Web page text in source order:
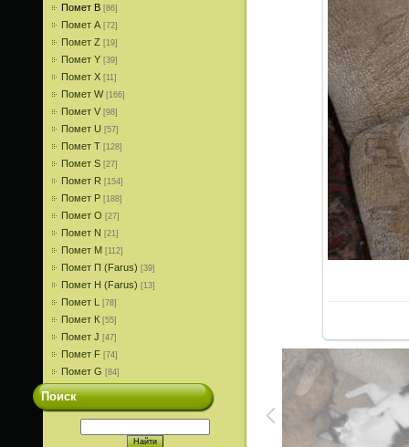
Помет В [86]
Помет A [72]
Помет Z [19]
Помет Y [39]
Помет X [11]
Помет W [166]
Помет V [98]
Помет U [57]
Помет T [128]
Помет S [27]
Помет R [154]
Помет P [188]
Помет О [27]
Помет N [21]
Помет M [112]
Помет П (Farus) [39]
Помет Н (Farus) [13]
Помет L [78]
Помет К [55]
Помет J [47]
Помет F [74]
Помет G [84]
Поиск